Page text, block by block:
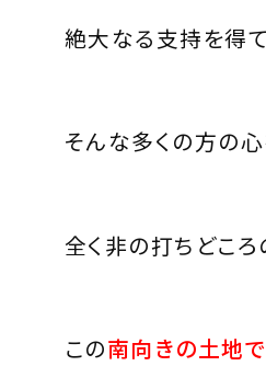
絶大なる支持を得
そんな多くの方の
全く非の打ちどこ
この南向きの土地